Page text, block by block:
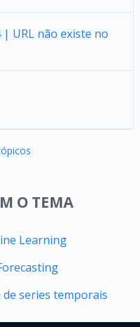
URL não existe no
O TEMA
Learning
de series temporais